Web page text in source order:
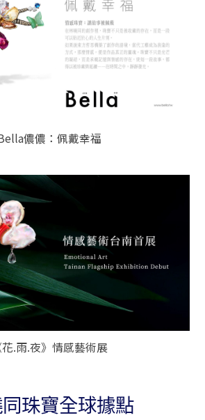
儂儂：佩戴幸福
花.雨.夜》情感藝術展
珠寶全球據點